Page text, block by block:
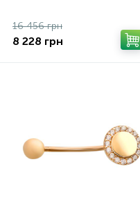
16 456 грн
8 228 грн